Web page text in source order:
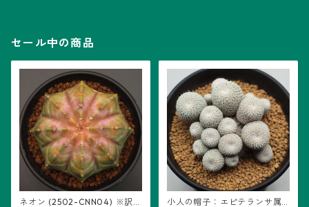
セール中の商品
ネオン (2502-CNN04) ※訳あ 小人の帽子：エピテランサ属